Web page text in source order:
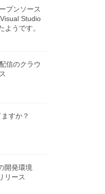
プンソース
Studio
ようです。
信のクラウ
すか？
開発環境
リース